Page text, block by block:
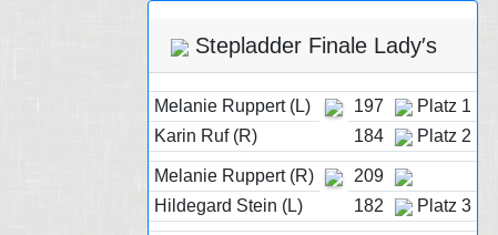
Stepladder Finale Lady′s
Melanie Ruppert (L) 197
Platz 1
Karin Ruf (R)
184 Platz 2
Melanie Ruppert (R)
209
Hildegard Stein (L)
182 Platz 3